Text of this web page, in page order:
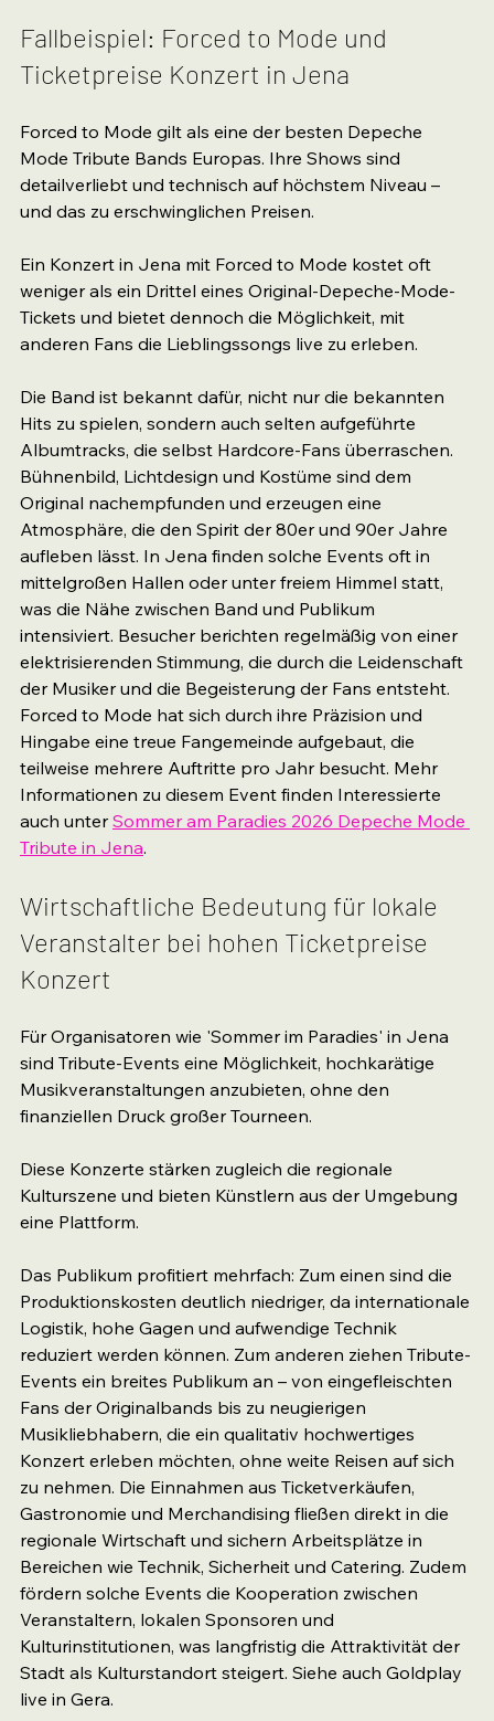
Fallbeispiel: Forced to Mode und
Ticketpreise Konzert in Jena
Forced to Mode gilt als eine der besten Depeche
Mode Tribute Bands Europas. Ihre Shows sind
detailverliebt und technisch auf höchstem Niveau –
und das zu erschwinglichen Preisen.
Ein Konzert in Jena mit Forced to Mode kostet oft
weniger als ein Drittel eines Original-Depeche-Mode-
Tickets und bietet dennoch die Möglichkeit, mit
anderen Fans die Lieblingssongs live zu erleben.
Die Band ist bekannt dafür, nicht nur die bekannten
Hits zu spielen, sondern auch selten aufgeführte
Albumtracks, die selbst Hardcore-Fans überraschen.
Bühnenbild, Lichtdesign und Kostüme sind dem
Original nachempfunden und erzeugen eine
Atmosphäre, die den Spirit der 80er und 90er Jahre
aufleben lässt. In Jena finden solche Events oft in
mittelgroßen Hallen oder unter freiem Himmel statt,
was die Nähe zwischen Band und Publikum
intensiviert. Besucher berichten regelmäßig von einer
elektrisierenden Stimmung, die durch die Leidenschaft
der Musiker und die Begeisterung der Fans entsteht.
Forced to Mode hat sich durch ihre Präzision und
Hingabe eine treue Fangemeinde aufgebaut, die
teilweise mehrere Auftritte pro Jahr besucht. Mehr
Informationen zu diesem Event finden Interessierte
auch unter Sommer am Paradies 2026 Depeche Mode
Tribute in Jena.
Wirtschaftliche Bedeutung für lokale
Veranstalter bei hohen Ticketpreise
Konzert
Für Organisatoren wie 'Sommer im Paradies' in Jena
sind Tribute-Events eine Möglichkeit, hochkarätige
Musikveranstaltungen anzubieten, ohne den
finanziellen Druck großer Tourneen.
Diese Konzerte stärken zugleich die regionale
Kulturszene und bieten Künstlern aus der Umgebung
eine Plattform.
Das Publikum profitiert mehrfach: Zum einen sind die
Produktionskosten deutlich niedriger, da internationale
Logistik, hohe Gagen und aufwendige Technik
reduziert werden können. Zum anderen ziehen Tribute-
Events ein breites Publikum an – von eingefleischten
Fans der Originalbands bis zu neugierigen
Musikliebhabern, die ein qualitativ hochwertiges
Konzert erleben möchten, ohne weite Reisen auf sich
zu nehmen. Die Einnahmen aus Ticketverkäufen,
Gastronomie und Merchandising fließen direkt in die
regionale Wirtschaft und sichern Arbeitsplätze in
Bereichen wie Technik, Sicherheit und Catering. Zudem
fördern solche Events die Kooperation zwischen
Veranstaltern, lokalen Sponsoren und
Kulturinstitutionen, was langfristig die Attraktivität der
Stadt als Kulturstandort steigert. Siehe auch Goldplay
live in Gera.